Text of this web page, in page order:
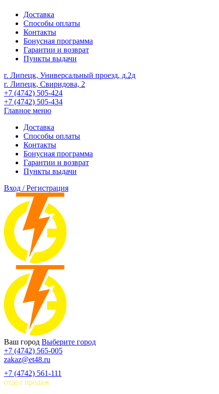
Доставка
Способы оплаты
Контакты
Бонусная программа
Гарантии и возврат
Пункты выдачи
г. Липецк, Универсальный проезд, д.2д
г. Липецк, Свиридова, 2
+7 (4742) 505-424
+7 (4742) 505-434
Главное меню
Доставка
Способы оплаты
Контакты
Бонусная программа
Гарантии и возврат
Пункты выдачи
Вход / Регистрация
Ваш город Выберите город
+7 (4742) 565-005
zakaz@et48.ru
+7 (4742) 561-111
отдел продаж